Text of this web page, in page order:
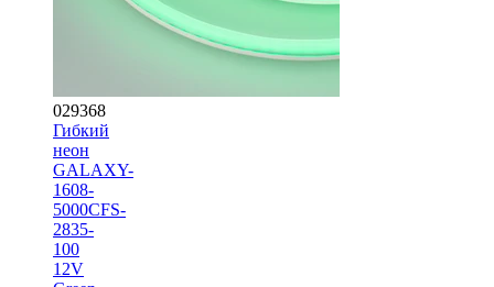
029368
Гибкий
неон
GALAXY-
1608-
5000CFS-
2835-
100
12V